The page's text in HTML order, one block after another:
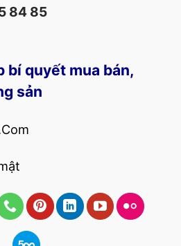
84 85
bí quyết mua bán,
sản